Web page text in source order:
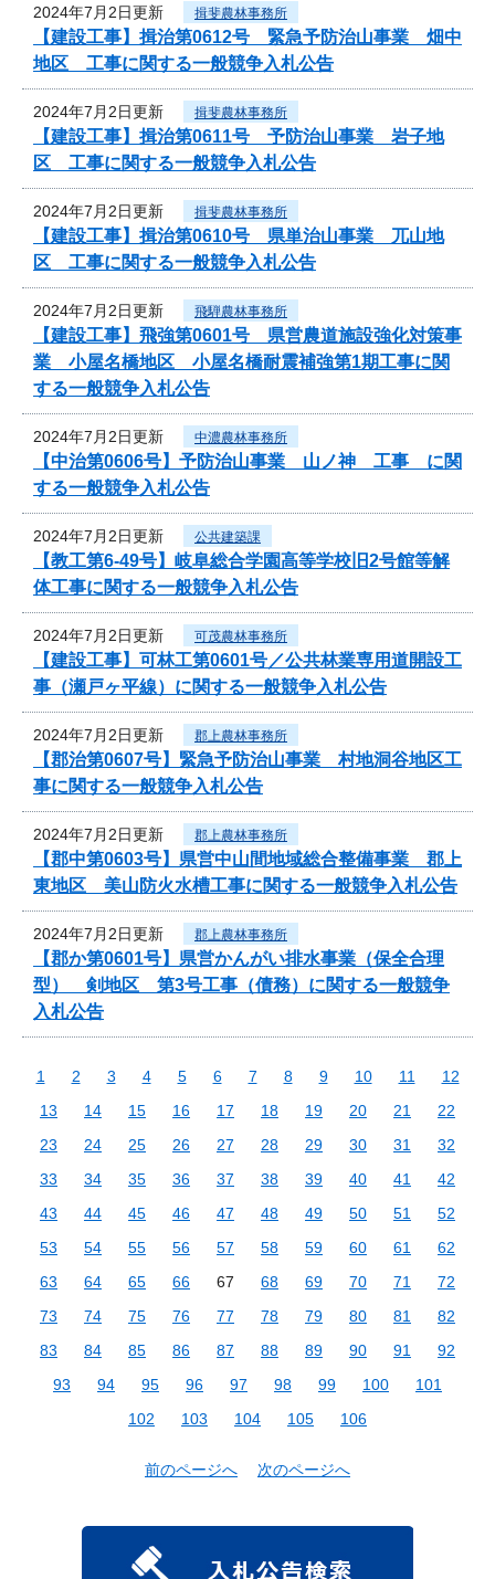
2024年7月2日更新 揖斐農林事務所
【建設工事】揖治第0612号 緊急予防治山事業 畑中
地区 工事に関する一般競争入札公告
2024年7月2日更新 揖斐農林事務所
【建設工事】揖治第0611号 予防治山事業 岩子地
区 工事に関する一般競争入札公告
2024年7月2日更新 揖斐農林事務所
【建設工事】揖治第0610号 県単治山事業 兀山地
区 工事に関する一般競争入札公告
2024年7月2日更新 飛騨農林事務所
【建設工事】飛強第0601号 県営農道施設強化対策事
業 小屋名橋地区 小屋名橋耐震補強第1期工事に関
する一般競争入札公告
2024年7月2日更新 中濃農林事務所
【中治第0606号】予防治山事業 山ノ神 工事 に関
する一般競争入札公告
2024年7月2日更新 公共建築課
【教工第6-49号】岐阜総合学園高等学校旧2号館等解
体工事に関する一般競争入札公告
2024年7月2日更新 可茂農林事務所
【建設工事】可林工第0601号／公共林業専用道開設工
事（瀬戸ヶ平線）に関する一般競争入札公告
2024年7月2日更新 郡上農林事務所
【郡治第0607号】緊急予防治山事業 村地洞谷地区工
事に関する一般競争入札公告
2024年7月2日更新 郡上農林事務所
【郡中第0603号】県営中山間地域総合整備事業 郡上
東地区 美山防火水槽工事に関する一般競争入札公告
2024年7月2日更新 郡上農林事務所
【郡か第0601号】県営かんがい排水事業（保全合理
型） 剣地区 第3号工事（債務）に関する一般競争
入札公告
1 2 3 4 5 6 7 8 9 10 11
12
13
14 15 16 17 18 19 20 21
22
23
24 25 26 27 28 29 30 31
32
33
34 35 36 37 38 39 40 41
42
43
44 45 46 47 48 49 50 51
52
53
54 55 56 57 58 59 60 61
62
63
64 65 66 67 68 69 70 71
72
73
74 75 76 77 78 79 80 81
82
83
84 85 86 87 88 89 90 91
92
93
94 95 96 97 98 99 100
101
102
103 104 105 106
前のページへ 次のページへ